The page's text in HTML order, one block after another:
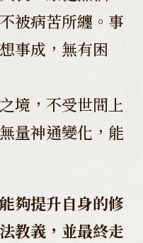
被病苦所纏。事
事成，無有困
境，不受世間上
量神通變化，能
夠提升自身的修
教義，並最終走